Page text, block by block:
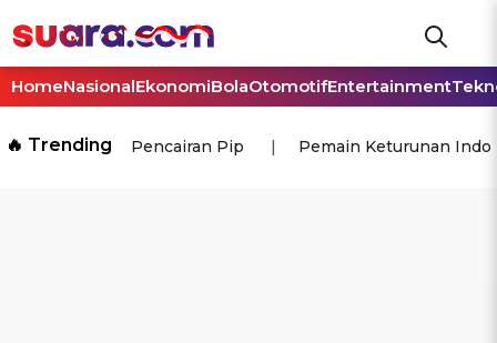
HomeNasionalEkonomiBolaOtomotifEntertainment
🔥 Trending Pencairan Pip Pemain Keturunan